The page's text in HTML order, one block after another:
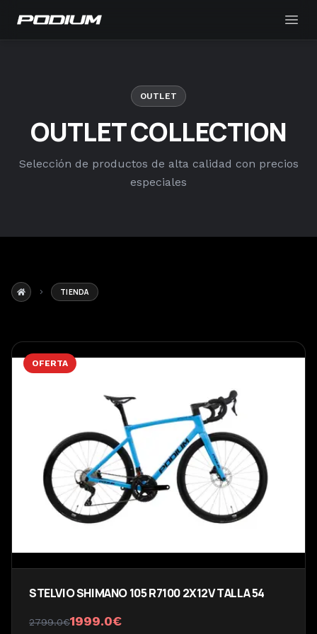
Podium
OUTLET
OUTLET COLLECTION
Selección de productos de alta calidad con precios
especiales
TIENDA
OFERTA
STELVIO SHIMANO 105 R7100 2X12V TALLA 54
2799.0€1999.0€